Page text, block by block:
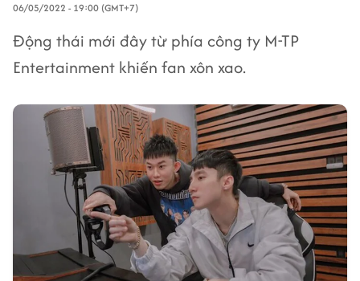
06/05/2022 - 19:00 (GMT+7)
Động thái mới đây từ phía công ty M-TP
Entertainment khiến fan xôn xao.